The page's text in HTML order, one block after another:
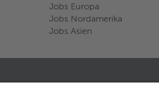
Jobs Europa
Jobs Nordamerika
Jobs Asien